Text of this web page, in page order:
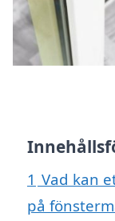
1 Vad kan
på